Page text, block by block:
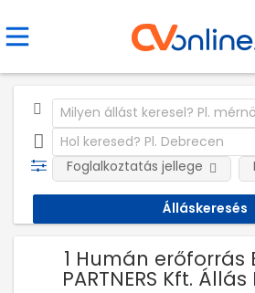
Foglalkoztatás jellege
1 Humán erőforrás
PARTNERS Kft.